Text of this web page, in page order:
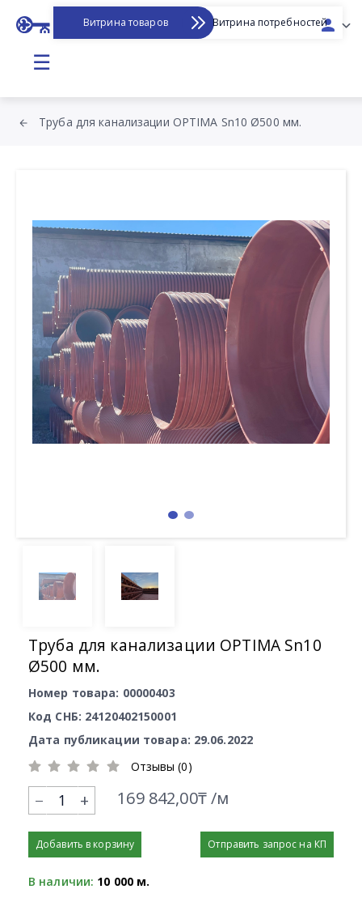
Витрина товаров Витрина потребностей
☰
Труба для канализации OPTIMA Sn10 Ø500 мм.
Труба для канализации OPTIMA Sn10
Ø500 мм.
Номер товара: 00000403
Код СНБ: 24120402150001
Дата публикации товара: 29.06.2022
Отзывы (0)
+ 169 842,00₸ /м
Добавить в корзину Отправить запрос на КП
В наличии: 10 000 м.